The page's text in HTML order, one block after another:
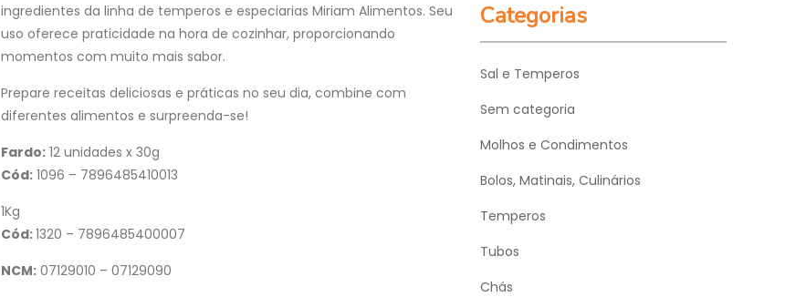
ingredientes da linha de temperos e especiarias Miriam Alimentos. Seu
uso oferece praticidade na hora de cozinhar, proporcionando
momentos com muito mais sabor.
Prepare receitas deliciosas e práticas no seu dia, combine com
diferentes alimentos e surpreenda-se!
Fardo: 12 unidades x 30g
Cód: 1096 – 7896485410013
1Kg
Cód:1320 – 7896485400007
NCM: 07129010 – 07129090
Categorias
Sal e Temperos
Sem categoria
Molhos e Condimentos
Bolos, Matinais, Culinários
Temperos
Tubos
Chás